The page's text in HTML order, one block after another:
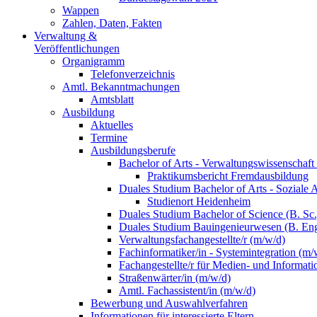
Wappen
Zahlen, Daten, Fakten
Verwaltung &
Veröffentlichungen
Organigramm
Telefonverzeichnis
Amtl. Bekanntmachungen
Amtsblatt
Ausbildung
Aktuelles
Termine
Ausbildungsberufe
Bachelor of Arts -
Praktikumsbericht Fremdausbildung
Duales Studium Bachelor of Arts - Soziale
Studienort Heidenheim
Duales Studium Bachelor of Science (B.
Duales Studium Bauingenieurwesen (B.
Verwaltungsfachangestellte/r (m/w/d)
Fachinformatiker/in - Systemintegration (m/
Fachangestellte/r für Medien- und
Straßenwärter/in (m/w/d)
Amtl. Fachassistent/in (m/w/d)
Bewerbung und Auswahlverfahren